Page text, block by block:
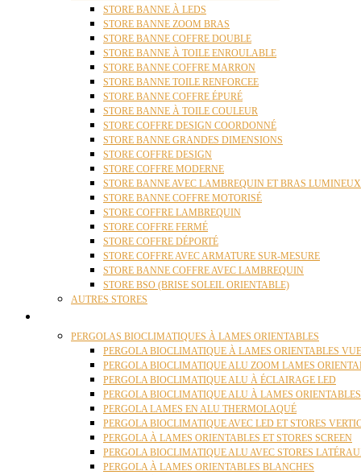
STORE BANNE À LEDS
STORE BANNE ZOOM BRAS
STORE BANNE COFFRE DOUBLE
STORE BANNE À TOILE ENROULABLE
STORE BANNE COFFRE MARRON
STORE BANNE TOILE RENFORCEE
STORE BANNE COFFRE ÉPURÉ
STORE BANNE À TOILE COULEUR
STORE COFFRE DESIGN COORDONNÉ
STORE BANNE GRANDES DIMENSIONS
STORE COFFRE DESIGN
STORE COFFRE MODERNE
STORE BANNE AVEC LAMBREQUIN ET BRAS LUMINEUX
STORE BANNE COFFRE MOTORISÉ
STORE COFFRE LAMBREQUIN
STORE COFFRE FERMÉ
STORE COFFRE DÉPORTÉ
STORE COFFRE AVEC ARMATURE SUR-MESURE
STORE BANNE COFFRE AVEC LAMBREQUIN
STORE BSO (BRISE SOLEIL ORIENTABLE)
AUTRES STORES
PERGOLAS BIOCLIMATIQUES À LAMES ORIENTABLES
PERGOLA BIOCLIMATIQUE À LAMES ORIENTABLES
PERGOLA BIOCLIMATIQUE ALU ZOOM LAMES
PERGOLA BIOCLIMATIQUE ALU À ÉCLAIRAGE LED
PERGOLA BIOCLIMATIQUE ALU À LAMES
PERGOLA LAMES EN ALU THERMOLAQUÉ
PERGOLA BIOCLIMATIQUE AVEC LED ET STORES
PERGOLA À LAMES ORIENTABLES ET STORES SCREEN
PERGOLA BIOCLIMATIQUE ALU AVEC STORES
PERGOLA À LAMES ORIENTABLES BLANCHES